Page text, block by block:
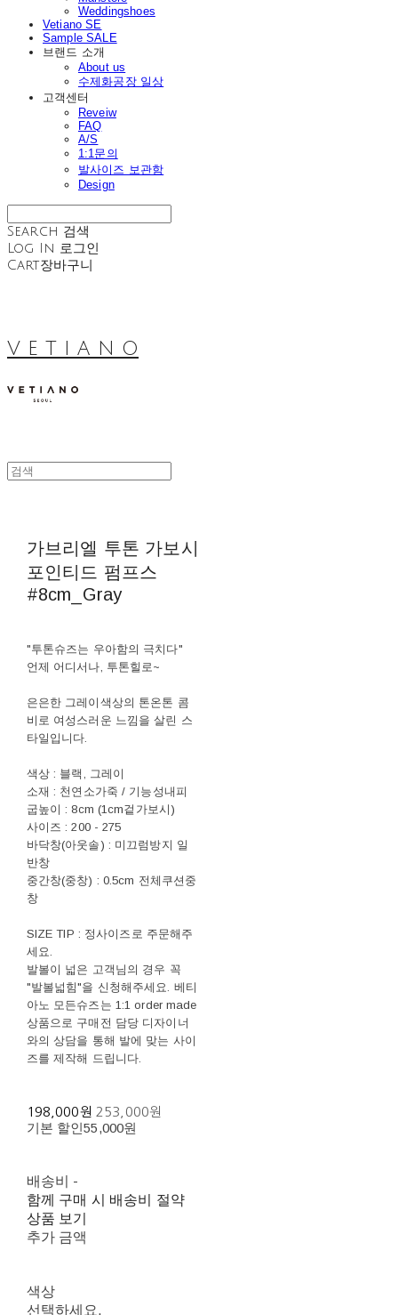
Weddingshoes
Vetiano SE
Sample SALE
브랜드 소개
About us
수제화공장 일상
고객센터
Reveiw
FAQ
A/S
1:1문의
발사이즈 보관함
Design
Search 검색
Log In 로그인
Cart장바구니
V E T I A N O
가브리엘 투톤 가보시
포인티드 펌프스
#8cm_Gray
"투톤슈즈는 우아함의 극치다"
언제 어디서나, 투톤힐로~
은은한 그레이색상의 톤온톤 콤
비로 여성스러운 느낌을 살린 스
타일입니다.
색상 : 블랙, 그레이
소재 : 천연소가죽 / 기능성내피
굽높이 : 8cm (1cm겉가보시)
사이즈 : 200 - 275
바닥창(아웃솔) : 미끄럼방지 일
반창
중간창(중창) : 0.5cm 전체쿠션중
창
SIZE TIP : 정사이즈로 주문해주
세요.
발볼이 넓은 고객님의 경우 꼭
"발볼넓힘"을 신청해주세요. 베티
아노 모든슈즈는 1:1 order made
상품으로 구매전 담당 디자이너
와의 상담을 통해 발에 맞는 사이
즈를 제작해 드립니다.
198,000원 253,000원
기본 할인55,000원
배송비 -
함께 구매 시 배송비 절약
상품 보기
추가 금액
색상
선택하세요.